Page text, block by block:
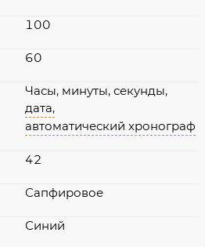
100
60
Часы, минуты, секунды,
дата,
автоматический хронограф
42
Сапфировое
Синий